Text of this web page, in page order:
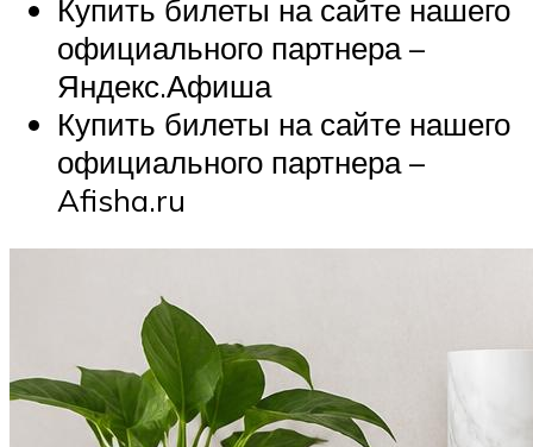
Купить билеты на сайте нашего
официального партнера –
Яндекс.Афиша
Купить билеты на сайте нашего
официального партнера –
Afisha.ru